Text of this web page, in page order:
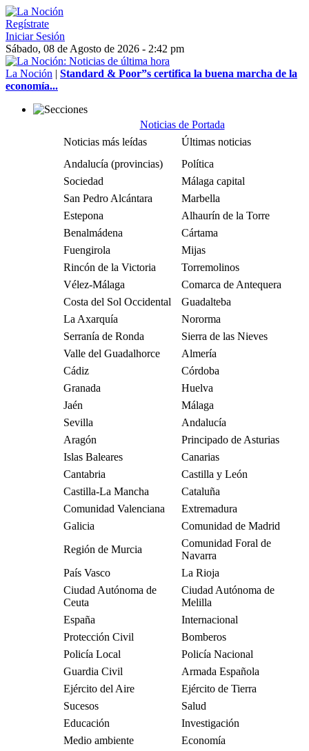
Regístrate
Iniciar Sesión
Sábado, 08 de Agosto de 2026 - 2:42 pm
La Noción | Standard & Poor”s certifica la buena marcha de la
economía...
Noticias de Portada
Noticias más leídas
Últimas noticias
Andalucía (provincias)
Política
Sociedad
Málaga capital
San Pedro Alcántara
Marbella
Estepona
Alhaurín de la Torre
Benalmádena
Cártama
Fuengirola
Mijas
Rincón de la Victoria
Torremolinos
Vélez-Málaga
Comarca de Antequera
Costa del Sol Occidental
Guadalteba
La Axarquía
Nororma
Serranía de Ronda
Sierra de las Nieves
Valle del Guadalhorce
Almería
Cádiz
Córdoba
Granada
Huelva
Jaén
Málaga
Sevilla
Andalucía
Aragón
Principado de Asturias
Islas Baleares
Canarias
Cantabria
Castilla y León
Castilla-La Mancha
Cataluña
Comunidad Valenciana
Extremadura
Galicia
Comunidad de Madrid
Región de Murcia
Comunidad Foral de
Navarra
País Vasco
La Rioja
Ciudad Autónoma de
Ceuta
Ciudad Autónoma de
Melilla
España
Internacional
Protección Civil
Bomberos
Policía Local
Policía Nacional
Guardia Civil
Armada Española
Ejército del Aire
Ejército de Tierra
Sucesos
Salud
Educación
Investigación
Medio ambiente
Economía